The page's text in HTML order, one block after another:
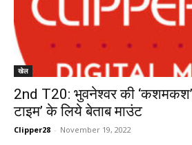
खेल
2nd T20: भुवनेश्वर की
टाइम’ के लिये बेताब माउंट
Clipper28 - November 19, 2022